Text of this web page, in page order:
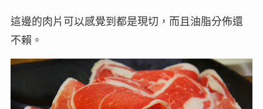
這邊的肉片可以感覺到都是現切，而且油脂分佈還
不賴。